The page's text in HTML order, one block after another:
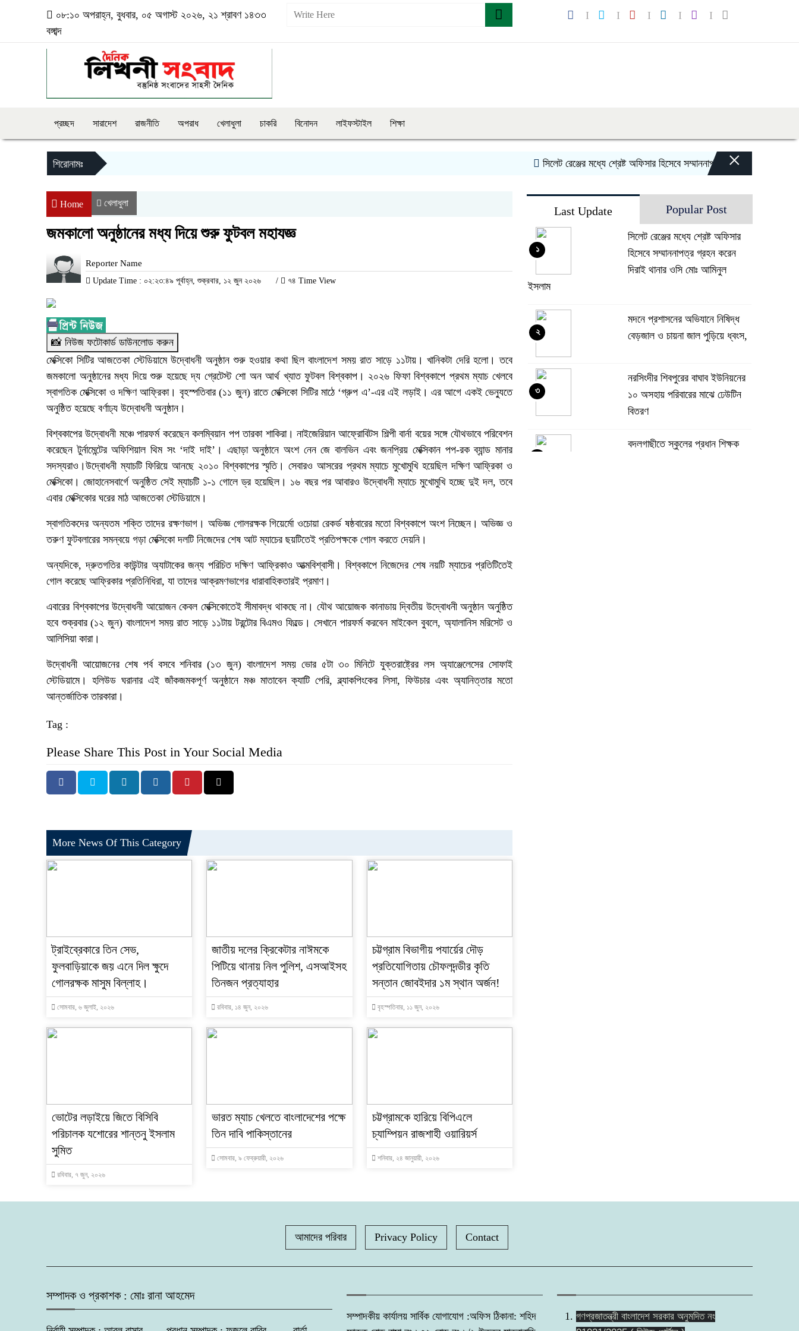
০৮:১০ অপরাহ্ন, বুধবার, ০৫ অগাস্ট ২০২৬, ২১ শ্রাবণ ১৪৩৩
বঙ্গাব্দ
প্রচ্ছদ সারাদেশ রাজনীতি অপরাধ খেলাধুলা চাকরি বিনোদন লাইফস্টাইল শিক্ষা
শিরোনামঃ সিলেট রেঞ্জের মধ্যে শ্রেষ্ট অফিসার হিসেবে সম্মাননাপত্র গ্রহন করেন দিরাই
×
Home খেলাধুলা
জমকালো অনুষ্ঠানের মধ্য দিয়ে শুরু ফুটবল মহাযজ্ঞ
Reporter Name
Update Time : ০২:২৩:৪৯ পূর্বাহ্ন, শুক্রবার, ১২ জুন ২০২৬ / ৭৪ Time View
📸 নিউজ ফটোকার্ড ডাউনলোড করুন
মেক্সিকো সিটির আজতেকা স্টেডিয়ামে উদ্বোধনী অনুষ্ঠান শুরু হওয়ার কথা ছিল বাংলাদেশ সময় রাত সাড়ে ১১টায়। খানিকটা দেরি হলো। তবে
জমকালো অনুষ্ঠানের মধ্য দিয়ে শুরু হয়েছে দ্য গ্রেটেস্ট শো অন আর্থ খ্যাত ফুটবল বিশ্বকাপ। ২০২৬ ফিফা বিশ্বকাপে প্রথম ম্যাচ খেলবে
স্বাগতিক মেক্সিকো ও দক্ষিণ আফ্রিকা। বৃহস্পতিবার (১১ জুন) রাতে মেক্সিকো সিটির মাঠে ‘গ্রুপ এ’-এর এই লড়াই। এর আগে একই ভেন্যুতে
অনুষ্ঠিত হয়েছে বর্ণাঢ্য উদ্বোধনী অনুষ্ঠান।
বিশ্বকাপের উদ্বোধনী মঞ্চে পারফর্ম করেছেন কলম্বিয়ান পপ তারকা শাকিরা। নাইজেরিয়ান আফ্রোবিটস শিল্পী বার্না বয়ের সঙ্গে যৌথভাবে পরিবেশন
করেছেন টুর্নামেন্টের অফিশিয়াল থিম সং ‘দাই দাই’। এছাড়া অনুষ্ঠানে অংশ নেন জে বালভিন এবং জনপ্রিয় মেক্সিকান পপ-রক ব্যান্ড মানার
সদস্যরাও।উদ্বোধনী ম্যাচটি ফিরিয়ে আনছে ২০১০ বিশ্বকাপের স্মৃতি। সেবারও আসরের প্রথম ম্যাচে মুখোমুখি হয়েছিল দক্ষিণ আফ্রিকা ও
মেক্সিকো। জোহানেসবার্গে অনুষ্ঠিত সেই ম্যাচটি ১-১ গোলে ড্র হয়েছিল। ১৬ বছর পর আবারও উদ্বোধনী ম্যাচে মুখোমুখি হচ্ছে দুই দল, তবে
এবার মেক্সিকোর ঘরের মাঠ আজতেকা স্টেডিয়ামে।
স্বাগতিকদের অন্যতম শক্তি তাদের রক্ষণভাগ। অভিজ্ঞ গোলরক্ষক গিয়ের্মো ওচোয়া রেকর্ড ষষ্ঠবারের মতো বিশ্বকাপে অংশ নিচ্ছেন। অভিজ্ঞ ও
তরুণ ফুটবলারের সমন্বয়ে গড়া মেক্সিকো দলটি নিজেদের শেষ আট ম্যাচের ছয়টিতেই প্রতিপক্ষকে গোল করতে দেয়নি।
অন্যদিকে, দ্রুতগতির কাউন্টার অ্যাটাকের জন্য পরিচিত দক্ষিণ আফ্রিকাও আত্মবিশ্বাসী। বিশ্বকাপে নিজেদের শেষ নয়টি ম্যাচের প্রতিটিতেই
গোল করেছে আফ্রিকার প্রতিনিধিরা, যা তাদের আক্রমণভাগের ধারাবাহিকতারই প্রমাণ।
এবারের বিশ্বকাপের উদ্বোধনী আয়োজন কেবল মেক্সিকোতেই সীমাবদ্ধ থাকছে না। যৌথ আয়োজক কানাডায় দ্বিতীয় উদ্বোধনী অনুষ্ঠান অনুষ্ঠিত
হবে শুক্রবার (১২ জুন) বাংলাদেশ সময় রাত সাড়ে ১১টায় টরন্টোর বিএমও ফিল্ডে। সেখানে পারফর্ম করবেন মাইকেল বুবলে, অ্যালানিস মরিসেট ও
আলিসিয়া কারা।
উদ্বোধনী আয়োজনের শেষ পর্ব বসবে শনিবার (১৩ জুন) বাংলাদেশ সময় ভোর ৫টা ৩০ মিনিটে যুক্তরাষ্ট্রের লস অ্যাঞ্জেলেসের সোফাই
স্টেডিয়ামে। হলিউড ঘরানার এই জাঁকজমকপূর্ণ অনুষ্ঠানে মঞ্চ মাতাবেন ক্যাটি পেরি, ব্ল্যাকপিংকের লিসা, ফিউচার এবং অ্যানিত্তার মতো
আন্তর্জাতিক তারকারা।
Tag :
Please Share This Post in Your Social Media
More News Of This Category
ট্রাইব্রেকারে তিন সেভ,
ফুলবাড়িয়াকে জয় এনে দিল ক্ষুদে
গোলরক্ষক মাসুম বিল্লাহ।
সোমবার, ৬ জুলাই, ২০২৬
জাতীয় দলের ক্রিকেটার নাঈমকে
পিটিয়ে থানায় নিল পুলিশ, এসআইসহ
তিনজন প্রত্যাহার
রবিবার, ১৪ জুন, ২০২৬
চট্টগ্রাম বিভাগীয় পযার্য়ের দৌড়
প্রতিযোগিতায় চৌফলদন্ডীর কৃতি
সন্তান জোবইদার ১ম স্থান অর্জন!
বৃহস্পতিবার, ১১ জুন, ২০২৬
ভোটের লড়াইয়ে জিতে বিসিবি
পরিচালক যশোরের শান্তনু ইসলাম
সুমিত
রবিবার, ৭ জুন, ২০২৬
ভারত ম্যাচ খেলতে বাংলাদেশের পক্ষে
তিন দাবি পাকিস্তানের
সোমবার, ৯ ফেব্রুয়ারী, ২০২৬
চট্টগ্রামকে হারিয়ে বিপিএলে
চ্যাম্পিয়ন রাজশাহী ওয়ারিয়র্স
শনিবার, ২৪ জানুয়ারী, ২০২৬
Last Update Popular Post
সিলেট রেঞ্জের মধ্যে শ্রেষ্ট অফিসার
হিসেবে সম্মাননাপত্র গ্রহন করেন
দিরাই থানার ওসি মোঃ আমিনুল
ইসলাম
১
মদনে প্রশাসনের অভিযানে নিষিদ্ধ
বেড়জাল ও চায়না জাল পুড়িয়ে ধ্বংস,
২
নরসিংদীর শিবপুরের বাঘাব ইউনিয়নের
১০ অসহায় পরিবারের মাঝে ঢেউটিন
বিতরণ
৩
বদলগাছীতে স্কুলের প্রধান শিক্ষক
আমাদের পরিবার Privacy Policy Contact
সম্পাদক ও প্রকাশক : মোঃ রানা আহমেদ
সম্পাদকীয় কার্যালয় সার্বিক যোগাযোগ :অফিস ঠিকানা: শহিদ
গণপ্রজাতন্ত্রী বাংলাদেশ সরকার অনুমদিত নং